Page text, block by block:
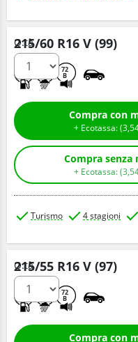
215/60 R16 V (99)
72
B
Q.tà
+ Ecotassa: (3,
+ Ecotassa: (3,
Turismo 4 stagioni
215/55 R16 V (97)
72
B
Q.tà